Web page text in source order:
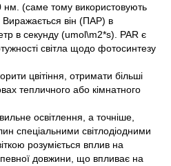
нм. (саме тому використовують
Виражається він (ПАР) в
в секунду (umol\m2*s). PAR є
світла щодо фотосинтезу
цвітіння, отримати більші
тепличного або кімнатного
освітлення, а точніше,
спеціальними світлодіодними
розуміється вплив на
довжини, що впливає на